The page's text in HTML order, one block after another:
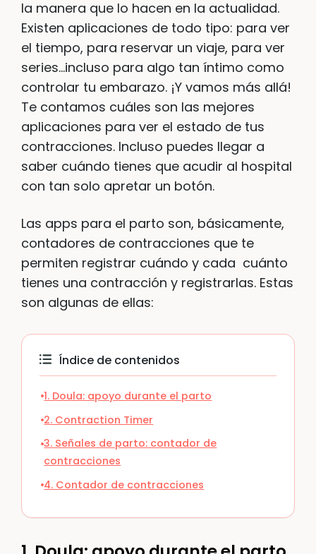
la manera que lo hacen en la actualidad.
Existen aplicaciones de todo tipo: para ver
el tiempo, para reservar un viaje, para ver
series…incluso para algo tan íntimo como
controlar tu embarazo. ¡Y vamos más allá!
Te contamos cuáles son las mejores
aplicaciones para ver el estado de tus
contracciones. Incluso puedes llegar a
saber cuándo tienes que acudir al hospital
con tan solo apretar un botón.
Las apps para el parto son, básicamente,
contadores de contracciones que te
permiten registrar cuándo y cada cuánto
tienes una contracción y registrarlas. Estas
son algunas de ellas:
Índice de contenidos
1. Doula: apoyo durante el parto
2. Contraction Timer
3. Señales de parto: contador de
contracciones
4. Contador de contracciones